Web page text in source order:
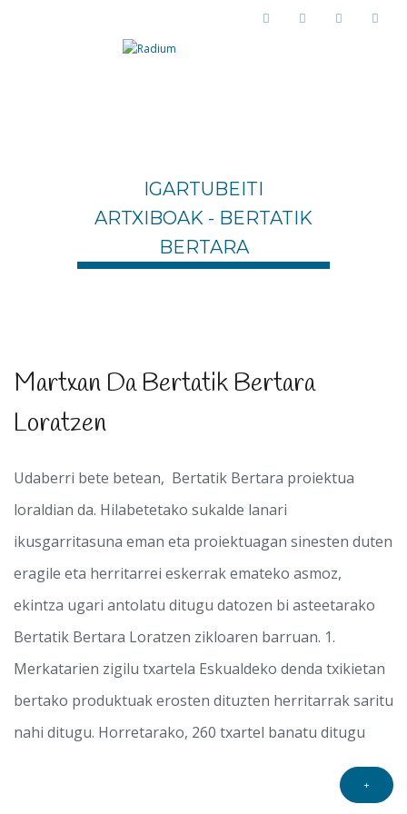
IGARTUBEITI
ARTXIBOAK - BERTATIK
BERTARA
Martxan Da Bertatik Bertara
Loratzen
Udaberri bete betean, Bertatik Bertara proiektua
loraldian da. Hilabetetako sukalde lanari
ikusgarritasuna eman eta proiektuagan sinesten duten
eragile eta herritarrei eskerrak emateko asmoz,
ekintza ugari antolatu ditugu datozen bi asteetarako
Bertatik Bertara Loratzen zikloaren barruan. 1.
Merkatarien zigilu txartela Eskualdeko denda txikietan
bertako produktuak erosten dituzten herritarrak saritu
nahi ditugu. Horretarako, 260 txartel banatu ditugu
+